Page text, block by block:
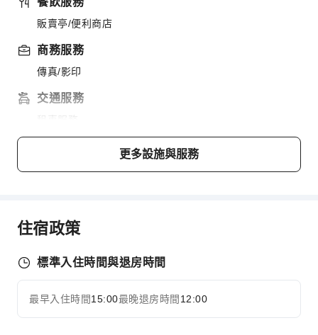
販賣亭/便利商店
商務服務
傳真/影印
交通服務
公共區域wifi
自動販賣機
電梯
吸菸區
展開全部
更多設施與服務
住宿政策
標準入住時間與退房時間
最早入住時間15:00最晚退房時間 12:00